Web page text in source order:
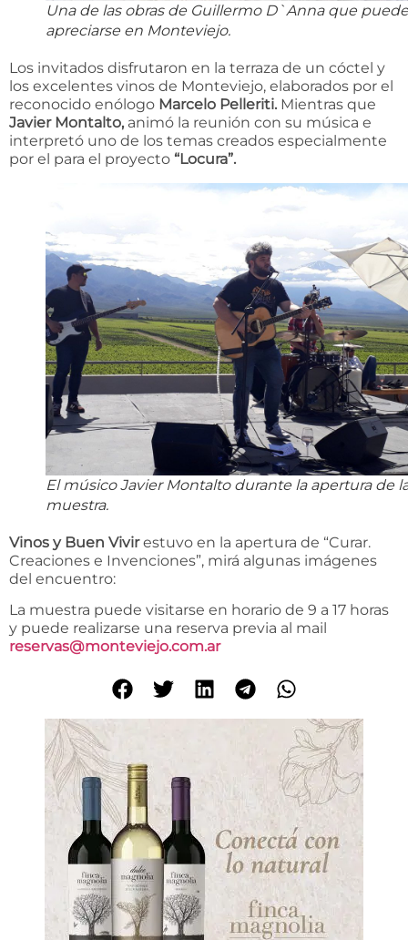
Una de las obras de Guillermo D`Anna que
apreciarse en Monteviejo.
Los invitados disfrutaron en la terraza de un cóctel y
los excelentes vinos de Monteviejo, elaborados por el
reconocido enólogo Marcelo Pelleriti. Mientras que
Javier Montalto, animó la reunión con su música e
interpretó uno de los temas creados especialmente
por el para el proyecto “Locura”.
El músico Javier Montalto durante la apertura de
muestra.
Vinos y Buen Vivirestuvo en la apertura de “Curar.
Creaciones e Invenciones”, mirá algunas imágenes
del encuentro:
La muestra puede visitarse en horario de 9 a 17 horas
y puede realizarse una reserva previa al mail
reservas@monteviejo.com.ar